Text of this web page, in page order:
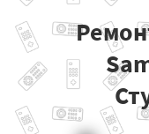
МОДЕЛИ
НАШИ